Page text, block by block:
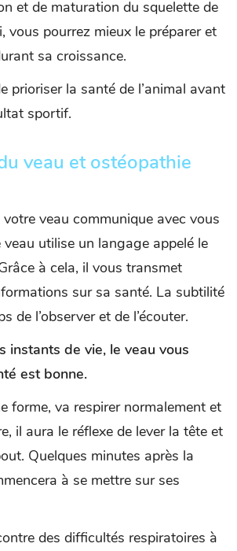
et de maturation du squelette de
vous pourrez mieux le préparer et
sa croissance.
prioriser la santé de l’animal avant
sportif.
veau et ostéopathie
veau communique avec vous
veau utilise un langage appelé le
à cela, il vous transmet
sur sa santé. La subtilité
de l’observer et de l’écouter.
instants de vie, le veau vous
est bonne.
forme, va respirer normalement et
il aura le réflexe de lever la tête et
Quelques minutes après la
à se mettre sur ses
des difficultés respiratoires à